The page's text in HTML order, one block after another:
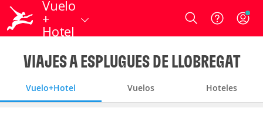
Vuelo
+
Hotel
Login
VIAJES A ESPLUGUES DE LLOBREGAT
Vuelo+Hotel Vuelos Hoteles